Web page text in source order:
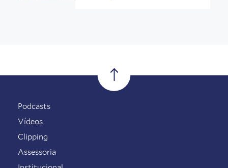
Podcasts
Vídeos
Clipping
Assessoria